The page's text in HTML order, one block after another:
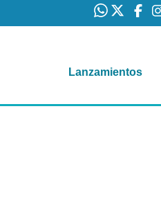
Lanzamientos